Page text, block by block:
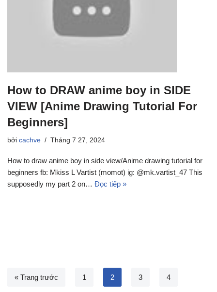
How to DRAW anime boy in SIDE
VIEW [Anime Drawing Tutorial For
Beginners]
bởi cachve Tháng 7 27, 2024
How to draw anime boy in side view/Anime drawing tutorial for
beginners fb: Mkiss L Vartist (momot) ig: @mk.vartist_47 This
supposedly my part 2 on… Đọc tiếp »
« Trang trước 1 2 3 4